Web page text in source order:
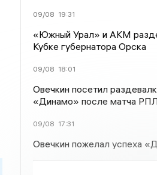
09/08 19:31
«Южный Урал» и АКМ
Кубке губернатора Орска
09/08 18:01
Овечкин посетил
«Динамо» после матча
09/08 17:31
Овечкин пожелал успеха